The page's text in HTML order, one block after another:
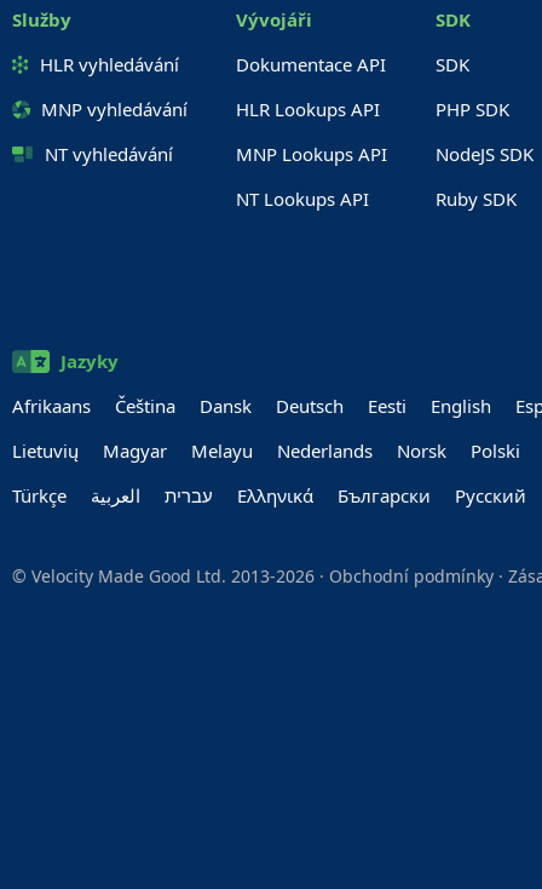
Služby
HLR vyhledávání
MNP vyhledávání
NT vyhledávání
Vývojáři
Dokumentace API
HLR Lookups API
MNP Lookups API
NT Lookups API
SDK
SDK
PHP SDK
NodeJS SDK
Ruby SDK
Jazyky
Afrikaans
Čeština Dansk Deutsch Eesti English
Lietuvių
Magyar Melayu Nederlands Norsk
Polski
Türkçe
العربية‏ עברית‏ Ελληνικά Български Руccкий
© Velocity Made Good Ltd. 2013-2026 · Obchodní podmínky ·